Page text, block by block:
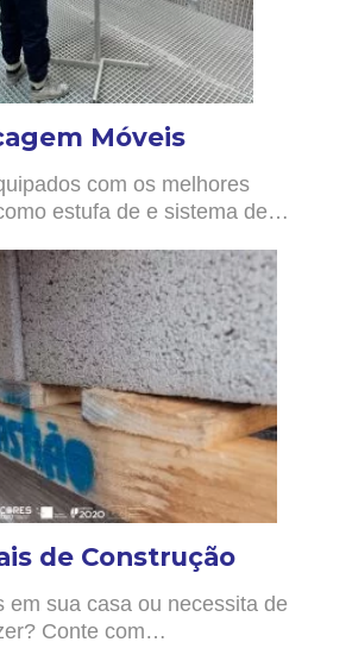
Móveis
com os melhores
estufa de e sistema de…
de Construção
em sua casa ou necessita de
Conte com…